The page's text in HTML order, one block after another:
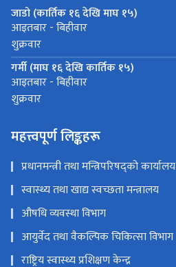
जाडो (कार्तिक १६ देखि माघ १५)
आइतबार - बिहीवार
शुक्रवार
गर्मी (माघ १६ देखि कार्तिक १५)
आइतबार - बिहीवार
शुक्रवार
महत्त्वपूर्ण लिङ्कहरू
प्रधानमन्त्री तथा मन्त्रिपरिषद्को कार्यालय
स्वास्थ्य तथा खाद्य स्वच्छता मन्त्रालय
औषधि व्यवस्था विभाग
आयुर्वेद तथा वैकल्पिक चिकित्सा विभाग
राष्ट्रिय स्वास्थ्य प्रशिक्षण केन्द्र